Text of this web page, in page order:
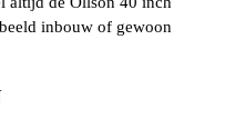
inbouw of gewoon